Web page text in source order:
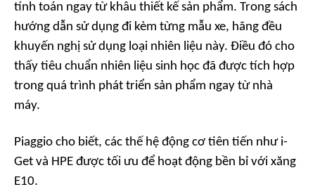
tính toán ngay từ khâu thiết kế sản phẩm. Trong sách
hướng dẫn sử dụng đi kèm từng mẫu xe, hãng đều
khuyến nghị sử dụng loại nhiên liệu này. Điều đó cho
thấy tiêu chuẩn nhiên liệu sinh học đã được tích hợp
trong quá trình phát triển sản phẩm ngay từ nhà
máy.
Piaggio cho biết, các thế hệ động cơ tiên tiến như i-
Get và HPE được tối ưu để hoạt động bền bỉ với xăng
E10.